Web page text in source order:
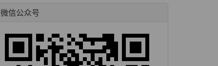
微信公众号